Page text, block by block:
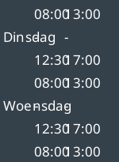
Dinsdag
08:00
-
12:30
13:00
-
17:00
Woensdag
08:00
-
12:30
13:00
-
17:00
08:0013:00